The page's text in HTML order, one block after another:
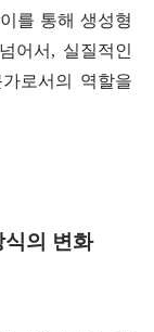
를 통해 생성형
어서, 실질적인
로서의 역할을
식의 변화